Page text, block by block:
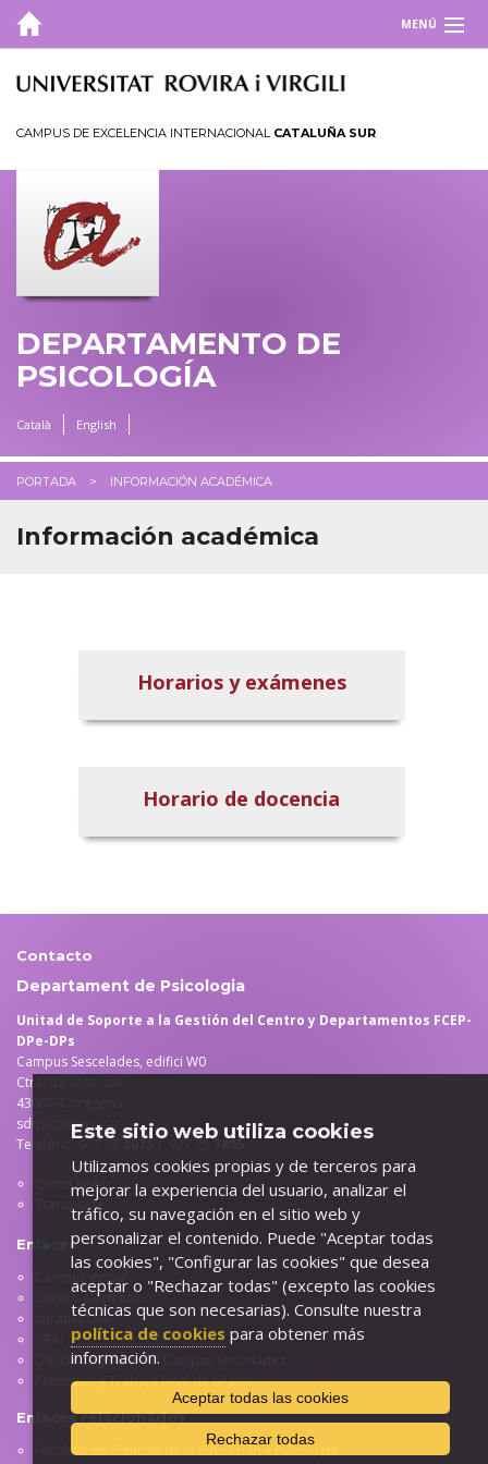
MENÚ
DEPARTAMENTO
UTILIDADES
INFORMACIÓN ACADÉMICA
Horarios y exámenes
CRAMC
CAMPUS DE EXCELENCIA INTERNACIONAL CATALUÑA SUR
DEPARTAMENTO DE
PSICOLOGÍA
Català English
PORTADA INFORMACIÓN ACADÉMICA
Información académica
Horarios y exámenes
Horario de docencia
Contacto
Departament de Psicologia
Unitad de Soporte a la Gestión del Centro y Departamentos FCEP-
DPe-DPs
Campus Sescelades, edifici W0
Ctra. de Valls, s/n
43007 Tarragona
sdpsico@urv.cat
Teléfono: 977 55 8075 / 977 257895
Como llegar
Transporte
Enlaces
Campus virtual
Correo electrónico
Intranet URV
Oficina Logística del Campus Sescelades
Prácticum y Trabajo Final de Grado
Enlaces relacionados
Facultad de Ciencias de la Educación y Psicología
Este sitio web utiliza cookies
Utilizamos cookies propias y de terceros para
mejorar la experiencia del usuario, analizar el
tráfico, su navegación en el sitio web y
personalizar el contenido. Puede "Aceptar todas
las cookies", "Configurar las cookies" que desea
aceptar o "Rechazar todas" (excepto las cookies
técnicas que son necesarias). Consulte nuestra
política de cookies para obtener más
información.
Aceptar todas las cookies
Rechazar todas